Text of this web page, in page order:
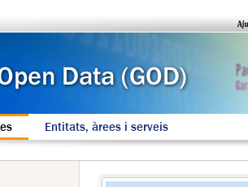
Entitats, àrees i serveis